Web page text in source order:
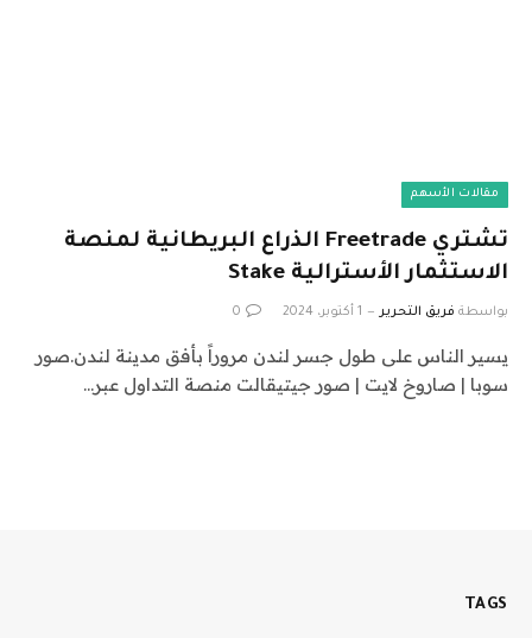
مقالات الأسهم
تشتري Freetrade الذراع البريطانية لمنصة
الاستثمار الأسترالية Stake
بواسطة فريق التحرير 1 أكتوبر، 2024 0
يسير الناس على طول جسر لندن مروراً بأفق مدينة لندن.صور
سوبا | صاروخ لايت | صور جيتيقالت منصة التداول عبر…
TAGS